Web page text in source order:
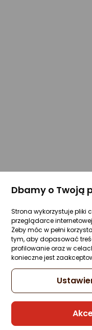
Dbamy o Twoją
Strona wykorzystuje pliki
przeglądarce
Żeby móc w pełni
tym, aby dopasować
profilowanie oraz w
konieczne jest